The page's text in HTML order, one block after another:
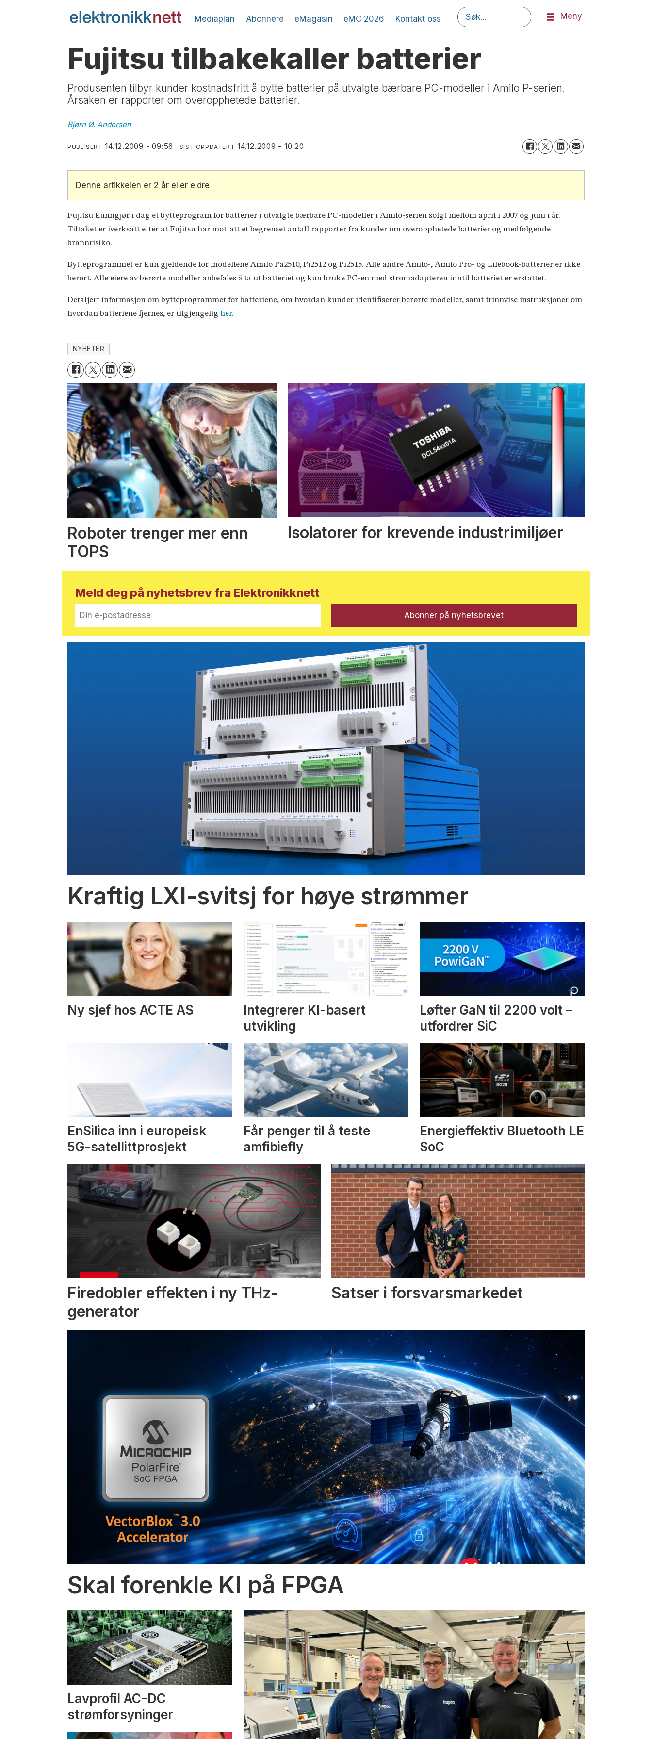
Mediaplan Abonnere eMagasin eMC 2026 Kontakt oss Søk
Meny
Fujitsu tilbakekaller batterier
Produsenten tilbyr kunder kostnadsfritt å bytte batterier på utvalgte bærbare PC-modeller i Amilo P-serien.
Årsaken er rapporter om overopphetede batterier.
Bjørn Ø. Andersen
PUBLISERT 14.12.2009 - 09:56 SIST OPPDATERT 14.12.2009 - 10:20
Denne artikkelen er 2 år eller eldre
Fujitsu kunngjør i dag et bytteprogram for batterier i utvalgte bærbare PC-modeller i Amilo-serien solgt mellom april i 2007 og juni i år.
Tiltaket er iverksatt etter at Fujitsu har mottatt et begrenset antall rapporter fra kunder om overopphetede batterier og medfølgende
brannrisiko.
Bytteprogrammet er kun gjeldende for modellene Amilo Pa2510, Pi2512 og Pi2515. Alle andre Amilo-, Amilo Pro- og Lifebook-batterier er ikke
berørt. Alle eiere av berørte modeller anbefales å ta ut batteriet og kun bruke PC-en med strømadapteren inntil batteriet er erstattet.
Detaljert informasjon om bytteprogrammet for batteriene, om hvordan kunder identifiserer berørte modeller, samt trinnvise instruksjoner om
hvordan batteriene fjernes, er tilgjengeligher.
NYHETER
Roboter trenger mer enn
TOPS
Isolatorer for krevende industrimiljøer
Meld deg på nyhetsbrev fra Elektronikknett
Kraftig LXI-svitsj for høye strømmer
Ny sjef hos ACTE AS
Integrerer KI-basert
utvikling
Løfter GaN til 2200 volt –
utfordrer SiC
EnSilica inn i europeisk
5G-satellittprosjekt
Får penger til å teste
amfibiefly
Energieffektiv Bluetooth LE
SoC
Firedobler effekten i ny THz-
generator
Satser i forsvarsmarkedet
Skal forenkle KI på FPGA
Lavprofil AC-DC
strømforsyninger